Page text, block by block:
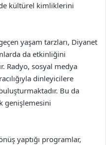
kültürel kimliklerini
yaşam tarzları, Diyanet
da etkinliğini
Radyo, sosyal medya
dinleyicilere
Bu da
genişlemesini
yaptığı programlar,